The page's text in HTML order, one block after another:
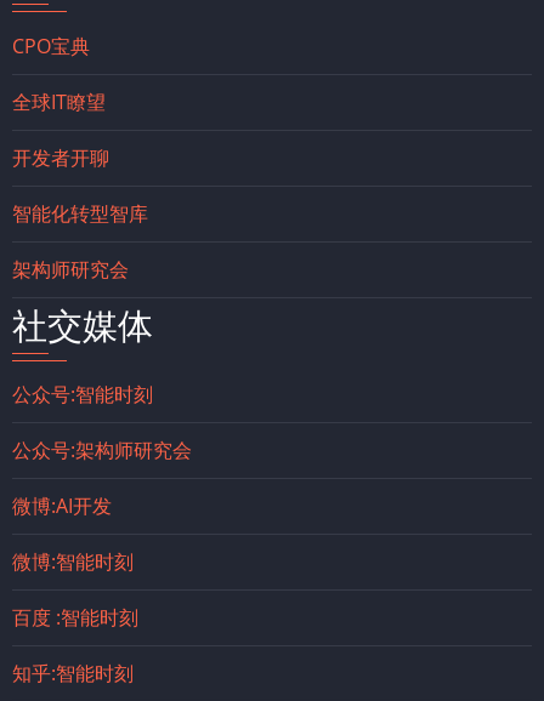
CPO宝典
全球IT瞭望
开发者开聊
智能化转型智库
架构师研究会
社交媒体
公众号:智能时刻
公众号:架构师研究会
微博:AI开发
微博:智能时刻
百度 :智能时刻
知乎:智能时刻